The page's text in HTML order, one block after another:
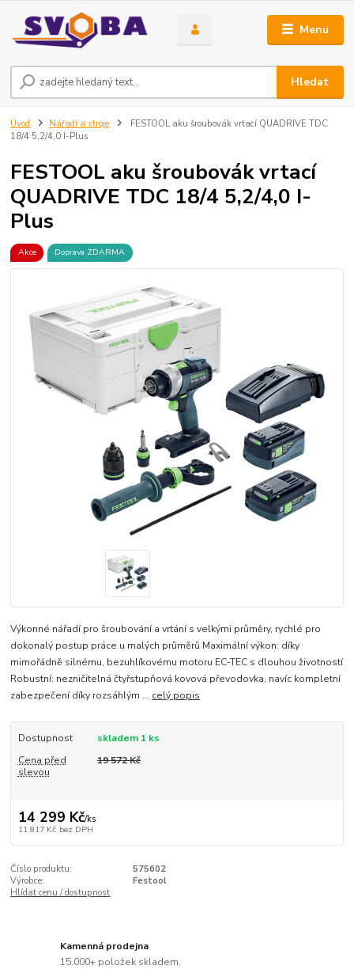
Menu
Hledat
Úvod Nářadí a stroje
FESTOOL aku šroubovák vrtací QUADRIVE TDC
18/4 5,2/4,0 I-Plus
FESTOOL aku šroubovák vrtací
QUADRIVE TDC 18/4 5,2/4,0 I-
Plus
Akce Doprava ZDARMA
Výkonné nářadí pro šroubování a vrtání s velkými průměry, rychlé pro
dokonalý postup práce u malých průměrů Maximální výkon: díky
mimořádně silnému, bezuhlíkovému motoru EC-TEC s dlouhou životností
Robustní: nezničitelná čtyřstupňová kovová převodovka, navíc kompletní
zabezpečení díky rozsáhlým ... celý popis
Dostupnost
skladem 1 ks
Cena před
slevou
19 572 Kč
14 299 Kč/ks
11 817 Kč bez DPH
Číslo produktu:
575602
Výrobce:
Festool
Hlídat cenu / dostupnost
Kamenná prodejna
15.000+ položek skladem.